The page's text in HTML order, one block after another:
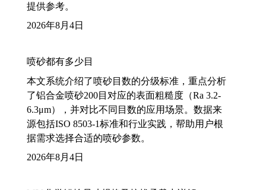
提供参考。
2026年8月4日
喷砂都有多少目
本文系统介绍了喷砂目数的分级标准，重点分析
了铝合金喷砂200目对应的表面粗糙度（Ra 3.2-
6.3μm），并对比不同目数的应用场景。数据来
源包括ISO 8503-1标准和行业实践，帮助用户根
据需求选择合适的喷砂参数。
2026年8月4日